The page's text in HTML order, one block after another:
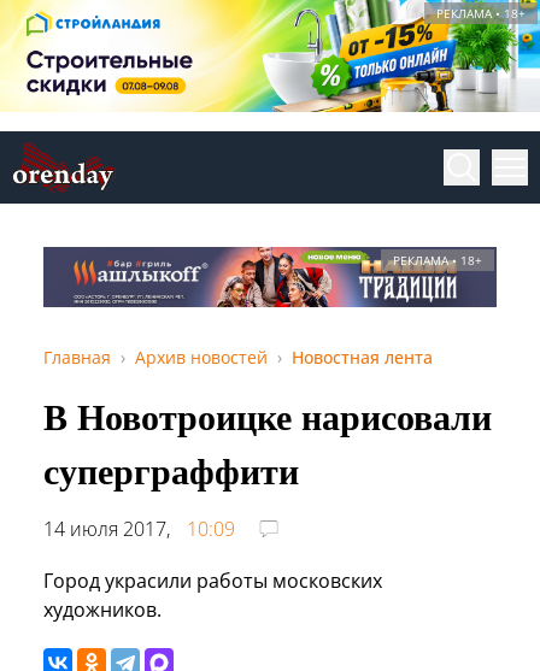
РЕКЛАМА • 18+
РЕКЛАМА • 18+
Главная Архив новостей Новостная лента
В Новотроицке нарисовали
суперграффити
14 июля 2017,
10:09
Город украсили работы московских
художников.